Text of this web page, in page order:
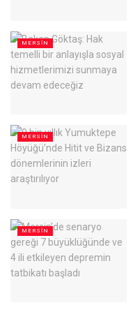
MERSIN
MERSIN
MERSIN